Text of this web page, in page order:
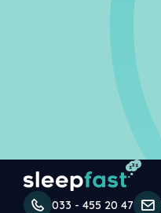
033 - 455 20 47